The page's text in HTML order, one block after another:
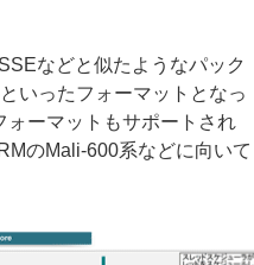
などと似たようなパック
いったフォーマットとなっ
ーマットもサポートされ
のMali-600系などに向いて